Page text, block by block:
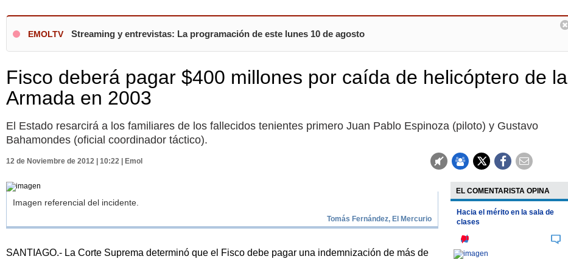
EMOLTV Streaming y entrevistas: La programación de este lunes 10 de agosto
Fisco deberá pagar $400 millones por caída de helicóptero de la
Armada en 2003
El Estado resarcirá a los familiares de los fallecidos tenientes primero Juan Pablo Espinoza (piloto) y Gustavo
Bahamondes (oficial coordinador táctico).
12 de Noviembre de 2012 | 10:22 | Emol
Imagen referencial del incidente.
Tomás Fernández, El Mercurio
SANTIAGO.- La Corte Suprema determinó que el Fisco debe pagar una indemnización de más de
EL COMENTARISTA OPINA
Hacia el mérito en la sala de
clases